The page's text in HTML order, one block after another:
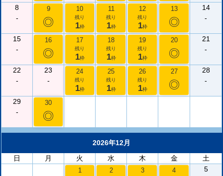
8
-
9
◎
10
残り
1枠
11
残り
1枠
12
残り
1枠
13
◎
14
-
15
-
16
◎
17
残り
1枠
18
残り
1枠
19
残り
1枠
20
◎
21
-
22
-
23
-
24
残り
1枠
25
残り
1枠
26
残り
1枠
27
◎
28
-
29
-
30
◎
2026年12月
日
月 火 水 木 金 土
1 2 3 4
5